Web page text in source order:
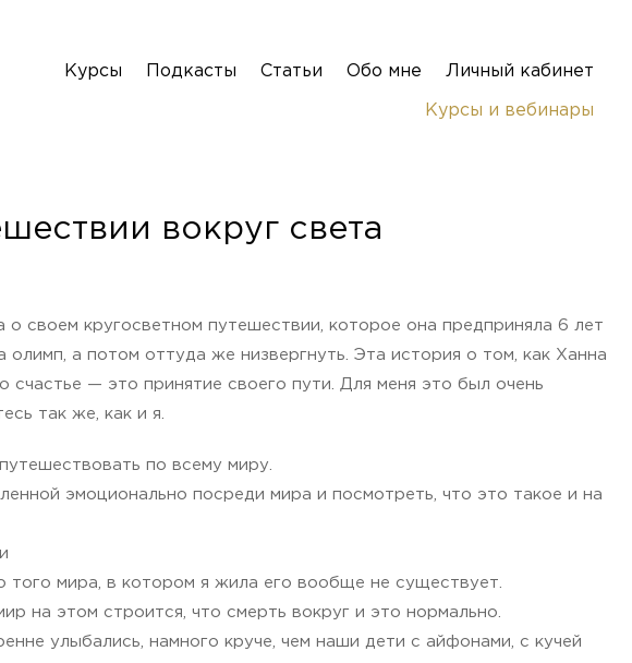
Курсы Подкасты Статьи Обо мне Личный кабинет
Курсы и вебинары
вокруг света
о своем кругосветном путешествии, которое она предприняла 6 лет
а потом оттуда же низвергнуть. Эта история о том, как Ханна
— это принятие своего пути. Для меня это был очень
так же, как и я.
по всему миру.
эмоционально посреди мира и посмотреть, что это такое и на
того мира, в котором я жила его вообще не существует.
на этом строится, что смерть вокруг и это нормально.
улыбались, намного круче, чем наши дети с айфонами, с кучей